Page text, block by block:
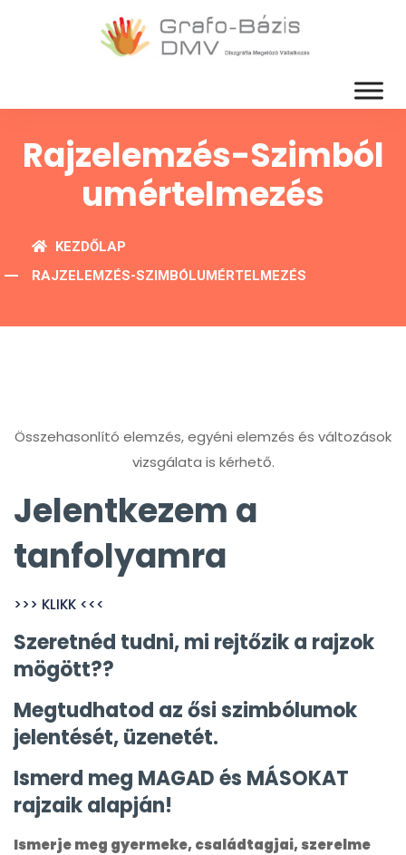
Rajzelemzés-Szimból
Umértelmezés
KEZDŐLAP
RAJZELEMZÉS-SZIMBÓLUMÉRTELMEZÉS
Összehasonlító elemzés, egyéni elemzés és változások
vizsgálata is kérhető.
Jelentkezem a
tanfolyamra
>>> KLIKK <<<
Szeretnéd tudni, mi rejtőzik a rajzok
mögött??
Megtudhatod az ősi szimbólumok
jelentését, üzenetét.
Ismerd meg MAGAD és MÁSOKAT
rajzaik alapján!
Ismerje meg gyermeke, családtagjai, szerelme